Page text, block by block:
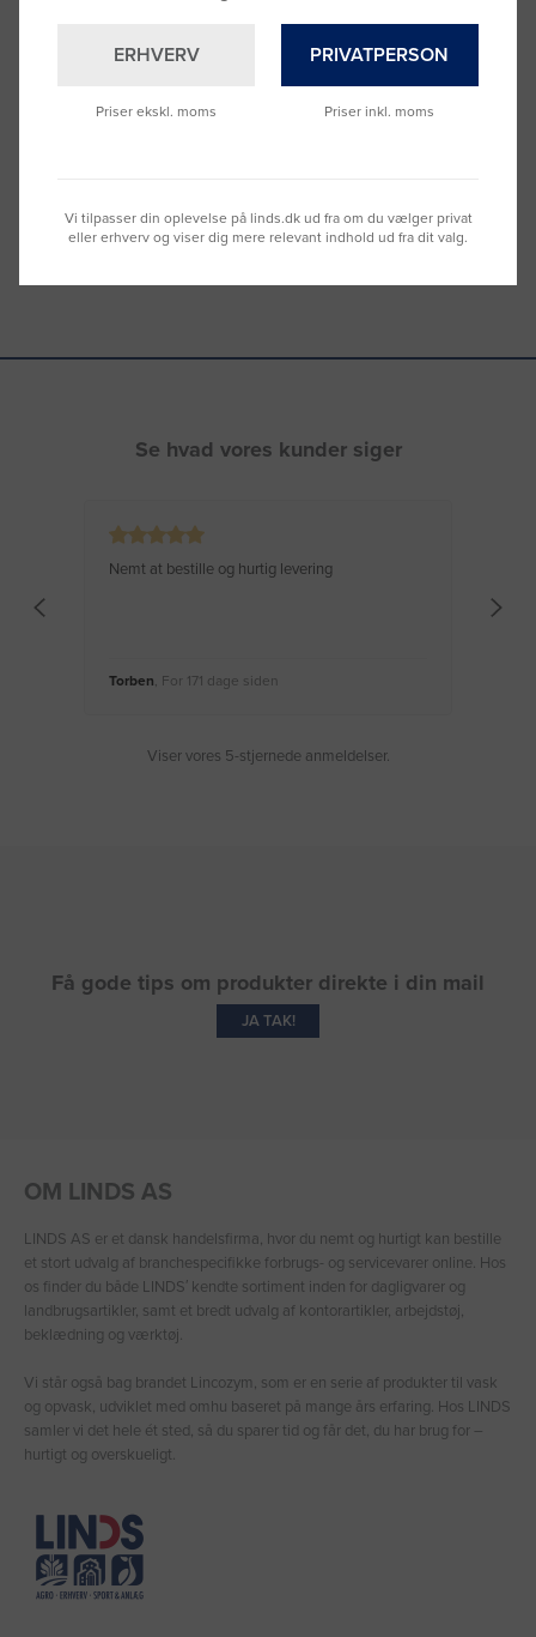
Brug for hjælp?
Vi sidder klar til at hjælpe dig.
Se hvad vores kunder siger
Nemt at bestille og hurtig levering
Torben, For 171 dage siden
Viser vores 5-stjernede anmeldelser.
Få gode tips om produkter direkte i din mail
JA TAK!
OM LINDS AS
LINDS AS er et dansk handelsfirma, hvor du nemt og hurtigt kan bestille
et stort udvalg af branchespecifikke forbrugs- og servicevarer online. Hos
os finder du både LINDS′ kendte sortiment inden for dagligvarer og
landbrugsartikler, samt et bredt udvalg af kontorartikler, arbejdstøj,
beklædning og værktøj.
Vi står også bag brandet Lincozym, som er en serie af produkter til vask
og opvask, udviklet med omhu baseret på mange års erfaring. Hos LINDS
samler vi det hele ét sted, så du sparer tid og får det, du har brug for –
hurtigt og overskueligt.
ERHVERV
Priser ekskl. moms
PRIVATPERSON
Priser inkl. moms
Vi tilpasser din oplevelse på linds.dk ud fra om du vælger privat
eller erhverv og viser dig mere relevant indhold ud fra dit valg.